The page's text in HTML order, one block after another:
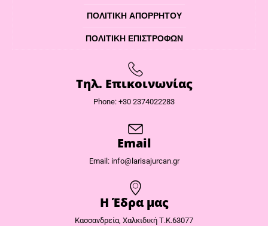
ΠΟΛΙΤΙΚΉ ΑΠΟΡΡΉΤΟΥ
ΠΟΛΙΤΙΚΉ ΕΠΙΣΤΡΟΦΏΝ
Τηλ. Επικοινωνίας
Phone: +30 2374022283
Email
Email: info@larisajurcan.gr
Η Έδρα μας​
Κασσανδρεία, Χαλκιδική Τ.Κ.63077